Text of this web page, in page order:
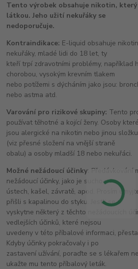
Tento výrobek obsahuje nikotin, který
látkou. Jeho užití nekuřáky se
nedoporučuje.
Kontraindikace: E-liquid obsahuje
nekuřáky, mladé lidi do 18 let, ty
kteří trpí zdravotními problémy, například
chorobou, vysokým krevním tlakem
nebo potížemi s dýcháním jako jsou:
nebo astma atd.
Varování pro rizikové skupiny: Tento
používat těhotné a kojící ženy. Osoby které
jsou alergické na nikotin nebo jinou
(viz přesné složení na vnější straně
obalu) a osoby mladší 18 nebo nekuřáci.
Možné nežádoucí účinky: Předávkování
nežádoucí účinky, jako je sucho v
ústech, kašel, závratě, apod. Prosím
přišli s kapalinou do styku. Jestli se
vyskytne některý z těchto nežádoucích
vedlejších účinků, které nejsou
uvedeny v této příbalové informaci,
Kdyby účinky pokračovaly i po
zastavení užívání, poraďte se s lékařem
ukažte mu tento příbalový leták.